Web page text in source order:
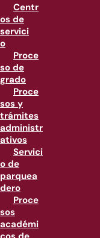
Centr
os de
servici
o
Proce
so de
grado
Proce
sos y
trámites
administr
ativos
Servici
o de
parquea
dero
Proce
sos
académi